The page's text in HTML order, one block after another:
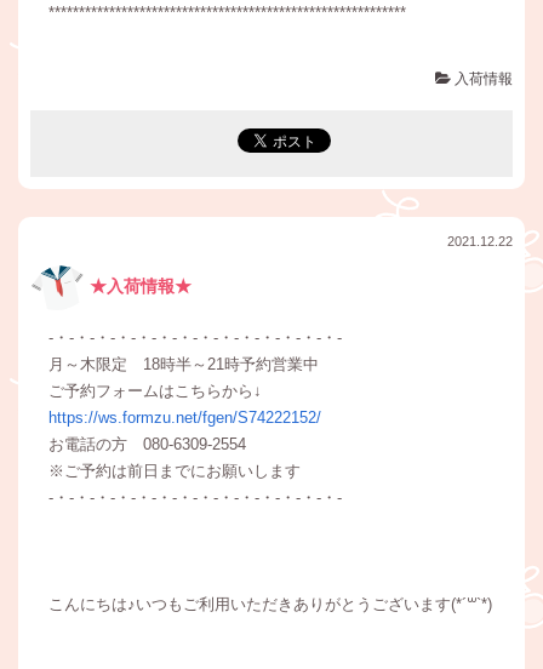
***********************************************************
入荷情報
2021.12.22
★入荷情報★
-・-・-・-・-・-・-・-・-・-・-・-・-・-・-
月～木限定 18時半～21時予約営業中
ご予約フォームはこちらから↓
https://ws.formzu.net/fgen/S74222152/
お電話の方 080-6309-2554
※ご予約は前日までにお願いします
-・-・-・-・-・-・-・-・-・-・-・-・-・-・-
こんにちは♪いつもご利用いただきありがとうございます(*´꒳`*)